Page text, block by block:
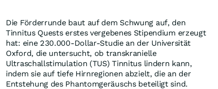
Die Förderrunde baut auf dem Schwung auf, den
Tinnitus Quests erstes vergebenes Stipendium erzeugt
hat: eine 230.000-Dollar-Studie an der Universität
Oxford, die untersucht, ob transkranielle
Ultraschallstimulation (TUS) Tinnitus lindern kann,
indem sie auf tiefe Hirnregionen abzielt, die an der
Entstehung des Phantomgeräuschs beteiligt sind.